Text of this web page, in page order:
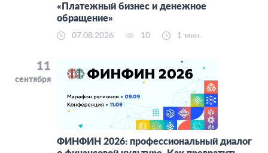
«Платежный бизнес и денежное
обращение»
07.08.2026 10 1 мин.
11
сентября
ФИНФИН 2026: профессиональный диалог